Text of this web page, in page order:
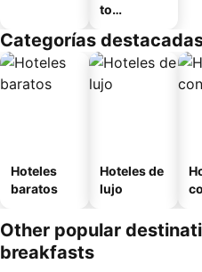
to
o
Categorías
Hoteles
baratos
Hoteles de
lujo
Other popular
breakfasts